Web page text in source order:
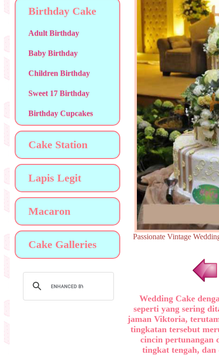
Birthday Cake
Adult Birthday
Baby Birthday
Children Birthday
Sweet 17 Birthday
Birthday Cupcakes
Cake Station
Lapis Legit
Macaron
Cake Galleries
Passionate Vintage
Wedding Cake
seperti yang sering
jaman Viktoria,
tingkatan tersebut
cincin pertunangan
tingkat tengah,